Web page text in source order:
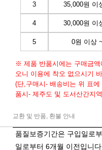
3 35,000원 이
4 30,000원 이
5 0원 이상
※ 제품 반품시에는 구매금액
오니 이용에 착오 없으시기
(단,구매시- 배송비는 위 표
품시- 제주도 및 도서산간지
교환 및 반품, 환불 안내
품질보증기간은 구입일로
일로부터 6개월 이전입니